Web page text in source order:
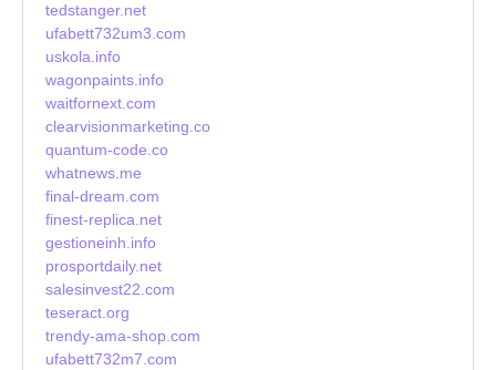
tedstanger.net
ufabett732um3.com
uskola.info
wagonpaints.info
waitfornext.com
clearvisionmarketing.co
quantum-code.co
whatnews.me
final-dream.com
finest-replica.net
gestioneinh.info
prosportdaily.net
salesinvest22.com
teseract.org
trendy-ama-shop.com
ufabett732m7.com